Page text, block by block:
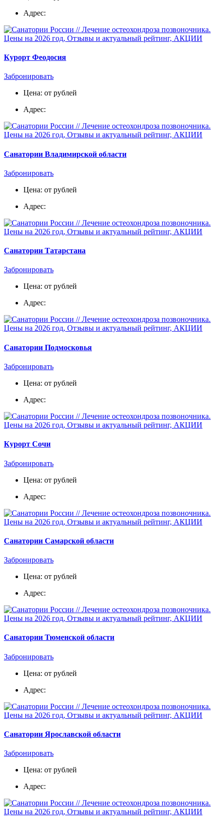
Адрес:
Курорт Феодосия
Забронировать
Цена: от рублей
Адрес:
Санатории Владимирской области
Забронировать
Цена: от рублей
Адрес:
Санатории Татарстана
Забронировать
Цена: от рублей
Адрес:
Санатории Подмосковья
Забронировать
Цена: от рублей
Адрес:
Курорт Сочи
Забронировать
Цена: от рублей
Адрес:
Санатории Самарской области
Забронировать
Цена: от рублей
Адрес:
Санатории Тюменской области
Забронировать
Цена: от рублей
Адрес:
Санатории Ярославской области
Забронировать
Цена: от рублей
Адрес: